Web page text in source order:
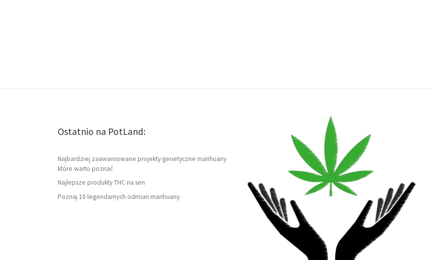
Ostatnio na PotLand:
Najbardziej zaawansowane projekty genetyczne marihuany
które warto poznać
Najlepsze produkty THC na sen
Poznaj 10 legendarnych odmian marihuany